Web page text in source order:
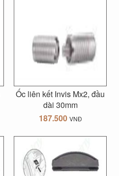
Ốc liên kết Invis Mx2, đầu
dài 30mm
187.500 VNĐ